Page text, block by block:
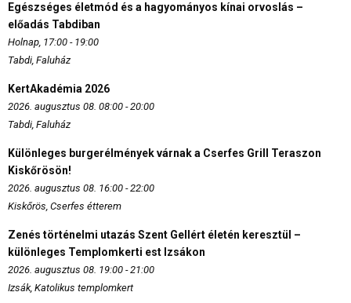
Egészséges életmód és a hagyományos kínai orvoslás –
előadás Tabdiban
Holnap, 17:00 - 19:00
Tabdi, Faluház
KertAkadémia 2026
2026. augusztus 08. 08:00 - 20:00
Tabdi, Faluház
Különleges burgerélmények várnak a Cserfes Grill Teraszon
Kiskőrösön!
2026. augusztus 08. 16:00 - 22:00
Kiskőrös, Cserfes étterem
Zenés történelmi utazás Szent Gellért életén keresztül –
különleges Templomkerti est Izsákon
2026. augusztus 08. 19:00 - 21:00
Izsák, Katolikus templomkert